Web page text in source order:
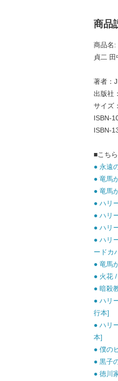
商品
商品名:
貞二
著者：
出版社
サイズ
ISBN-
ISBN-
■こち
● 永遠
● 竜馬
● 竜馬
● ハリ
● ハリ
● ハリ
● ハリ
ードカ
● 竜馬
● 火花
● 暗殺
● ハリ
行本]
● ハリ
本]
● 僕の
● 黒子
● 徳川